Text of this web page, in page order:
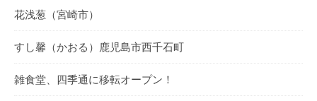
花浅葱（宮崎市）
すし馨（かおる）鹿児島市西千石町
雑食堂、四季通に移転オープン！